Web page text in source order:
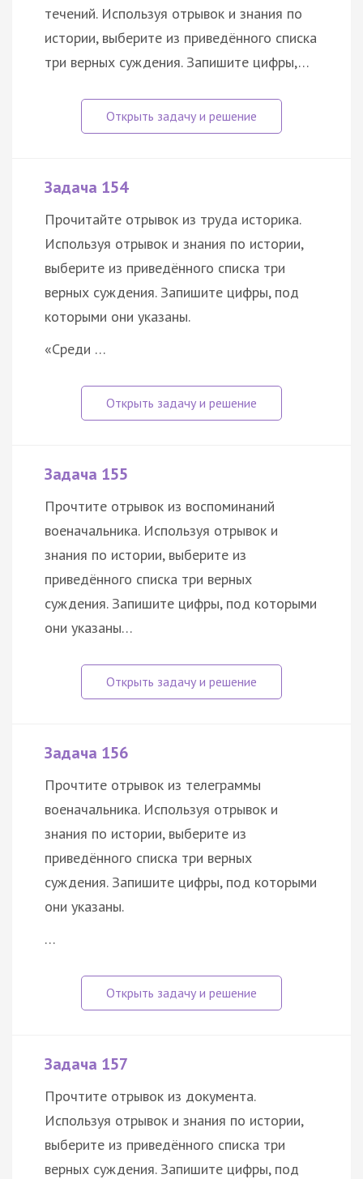
течений. Используя отрывок и знания по
истории, выберите из приведённого списка
три верных суждения. Запишите цифры,…
Задача 154
Прочитайте отрывок из труда историка.
Используя отрывок и знания по истории,
выберите из приведённого списка три
верных суждения. Запишите цифры, под
которыми они указаны.
«Среди …
Задача 155
Прочтите отрывок из воспоминаний
военачальника. Используя отрывок и
знания по истории, выберите из
приведённого списка три верных
суждения. Запишите цифры, под которыми
они указаны…
Задача 156
Прочтите отрывок из телеграммы
военачальника. Используя отрывок и
знания по истории, выберите из
приведённого списка три верных
суждения. Запишите цифры, под которыми
они указаны.
…
Задача 157
Прочтите отрывок из документа.
Используя отрывок и знания по истории,
выберите из приведённого списка три
верных суждения. Запишите цифры, под